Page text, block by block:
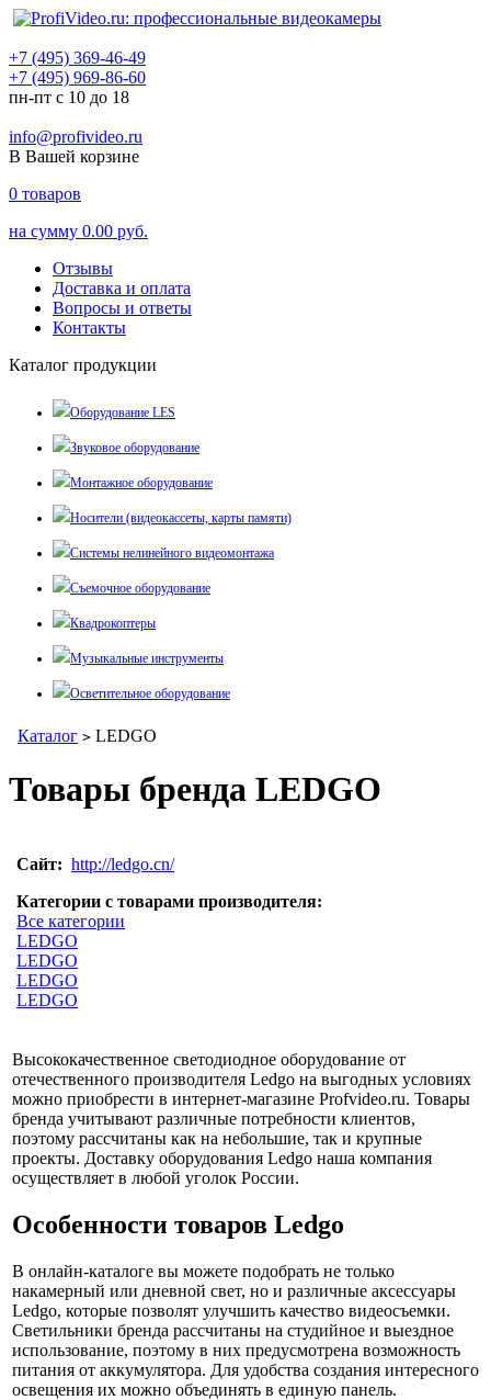
+7 (495) 369-46-49
+7 (495) 969-86-60
пн-пт с 10 до 18
info@profivideo.ru
В Вашей корзине
0 товаров
на сумму 0.00 руб.
Отзывы
Доставка и оплата
Вопросы и ответы
Контакты
Каталог продукции
Оборудование LES
Звуковое оборудование
Монтажное оборудование
Носители (видеокассеты, карты памяти)
Системы нелинейного видеомонтажа
Съемочное оборудование
Квадрокоптеры
Музыкальные инструменты
Осветительное оборудование
Каталог > LEDGO
Товары бренда LEDGO
Сайт: http://ledgo.cn/
Категории с товарами производителя:
Все категории
LEDGO
LEDGO
LEDGO
LEDGO
Высококачественное светодиодное оборудование от
отечественного производителя Ledgo на выгодных условиях
можно приобрести в интернет-магазине Profvideo.ru. Товары
бренда учитывают различные потребности клиентов,
поэтому рассчитаны как на небольшие, так и крупные
проекты. Доставку оборудования Ledgo наша компания
осуществляет в любой уголок России.
Особенности товаров Ledgo
В онлайн-каталоге вы можете подобрать не только
накамерный или дневной свет, но и различные аксессуары
Ledgo, которые позволят улучшить качество видеосъемки.
Светильники бренда рассчитаны на студийное и выездное
использование, поэтому в них предусмотрена возможность
питания от аккумулятора. Для удобства создания интересного
освещения их можно объединять в единую панель.